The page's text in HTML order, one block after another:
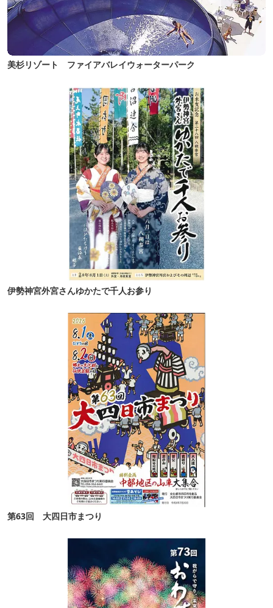
美杉リゾート ファイアバレイウォーターパーク
伊勢神宮外宮さんゆかたで千人お参り
第63回 大四日市まつり